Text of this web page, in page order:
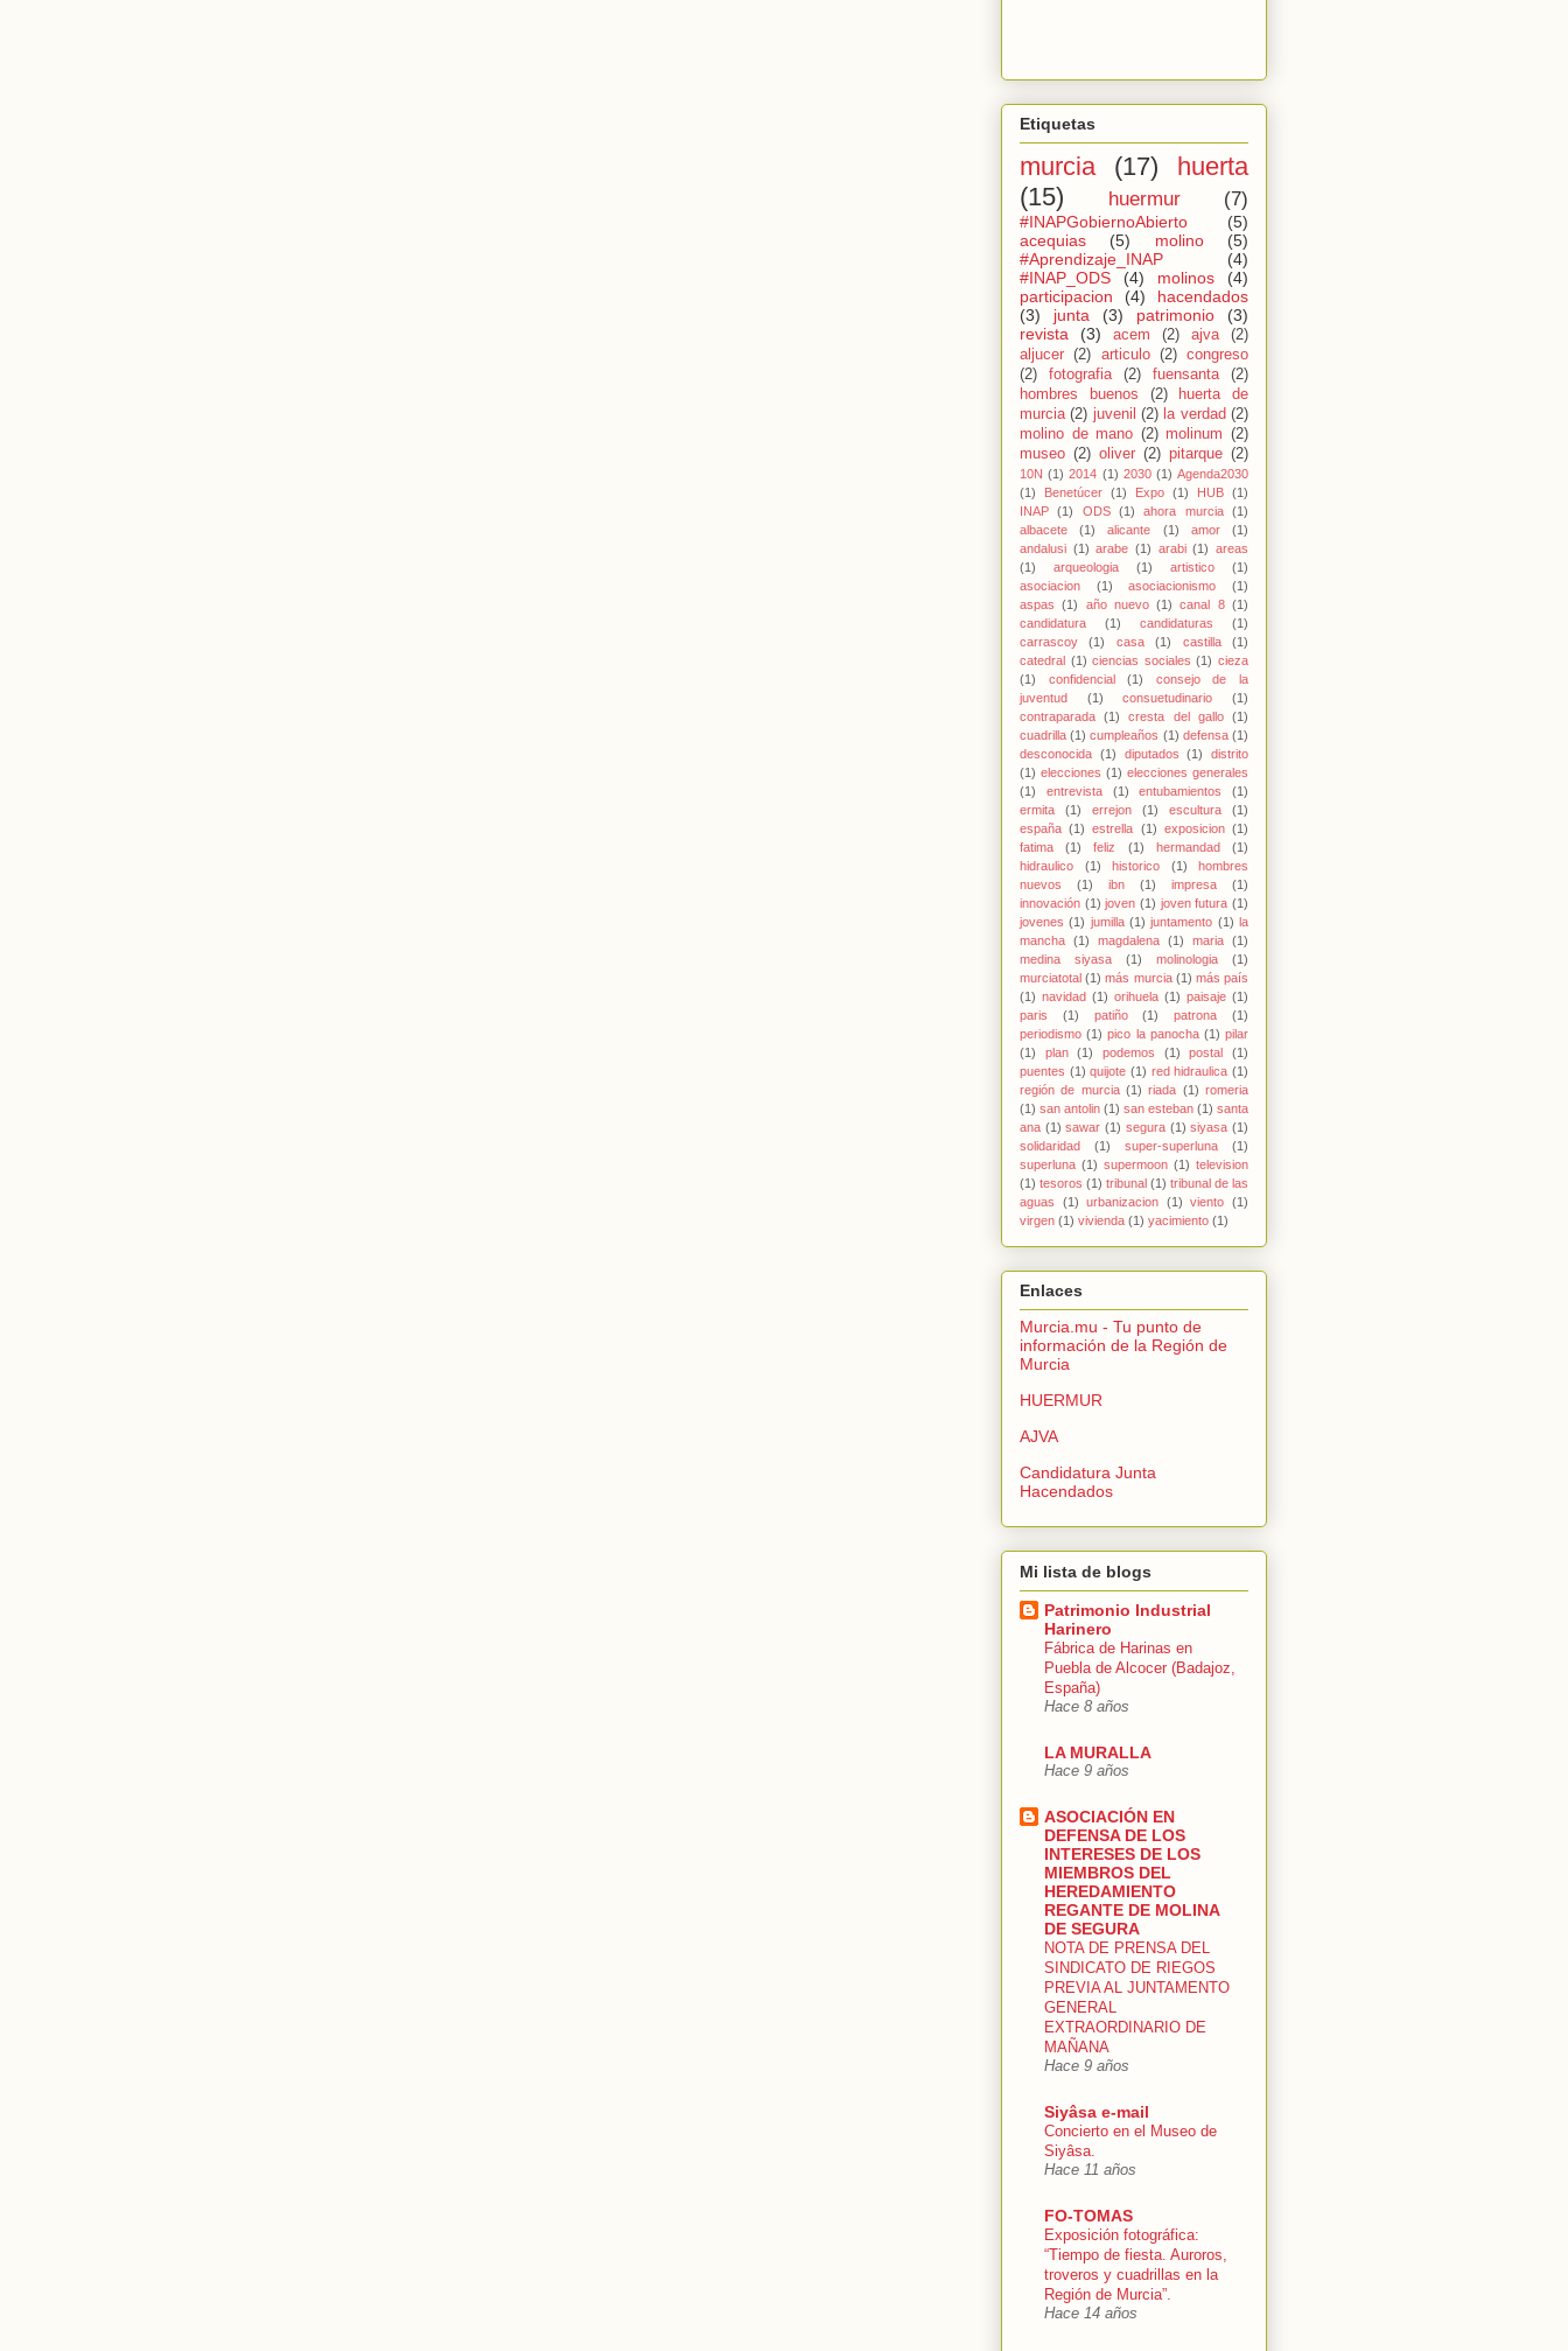
Etiquetas
murcia (17)
huerta
(15)
huermur (7)
#INAPGobiernoAbierto
(5)
acequias
(5) molino
(5)
#Aprendizaje_INAP
(4)
#INAP_ODS
(4) molinos
(4)
participacion
(4)
hacendados
(3)
junta (3) patrimonio
(3)
revista
(3) acem (2) ajva
(2)
aljucer (2) articulo (2) congreso
(2)
fotografia (2) fuensanta
(2)
hombres buenos
(2)
huerta de
murcia (2) juvenil (2) la verdad (2)
molino de mano (2) molinum (2)
museo (2) oliver (2) pitarque (2)
10N (1) 2014 (1) 2030 (1) Agenda2030
(1)
Benetúcer (1) Expo (1) HUB (1)
INAP
(1) ODS (1) ahora murcia
(1)
albacete
(1) alicante (1) amor
(1)
andalusi (1) arabe (1) arabi (1) areas
(1)
arqueologia (1) artistico
(1)
asociacion
(1) asociacionismo
(1)
aspas
(1) año nuevo (1) canal 8 (1)
candidatura
(1) candidaturas
(1)
carrascoy
(1) casa (1) castilla
(1)
catedral (1) ciencias sociales (1) cieza
(1)
confidencial (1)
consejo de la
juventud
(1) consuetudinario
(1)
contraparada
(1) cresta del gallo
(1)
cuadrilla (1) cumpleaños (1) defensa (1)
desconocida (1) diputados (1)
distrito
(1) elecciones (1) elecciones generales
(1)
entrevista (1) entubamientos
(1)
ermita
(1) errejon (1) escultura
(1)
españa (1) estrella (1) exposicion (1)
fatima
(1) feliz (1) hermandad
(1)
hidraulico
(1) historico (1)
hombres
nuevos
(1) ibn (1) impresa
(1)
innovación (1) joven (1) joven futura (1)
jovenes (1) jumilla (1) juntamento (1) la
mancha (1) magdalena (1) maria (1)
medina siyasa
(1) molinologia
(1)
murciatotal (1) más murcia (1) más país
(1) navidad (1) orihuela (1) paisaje (1)
paris
(1) patiño (1) patrona
(1)
periodismo (1) pico la panocha (1) pilar
(1)
plan (1) podemos (1) postal
(1)
puentes (1) quijote (1) red hidraulica (1)
región de murcia (1) riada (1) romeria
(1) san antolin (1) san esteban (1) santa
ana (1) sawar (1) segura (1) siyasa (1)
solidaridad
(1) super-superluna
(1)
superluna (1) supermoon (1) television
(1) tesoros (1) tribunal (1) tribunal de las
aguas
(1) urbanizacion (1) viento (1)
virgen (1) vivienda (1) yacimiento (1)
Enlaces
Murcia.mu - Tu punto de
información de la Región de
Murcia
HUERMUR
AJVA
Candidatura Junta
Hacendados
Mi lista de blogs
Patrimonio Industrial
Harinero
Fábrica de Harinas en
Puebla de Alcocer (Badajoz,
España)
Hace 8 años
LA MURALLA
Hace 9 años
ASOCIACIÓN EN
DEFENSA DE LOS
INTERESES DE LOS
MIEMBROS DEL
HEREDAMIENTO
REGANTE DE MOLINA
DE SEGURA
NOTA DE PRENSA DEL
SINDICATO DE RIEGOS
PREVIA AL JUNTAMENTO
GENERAL
EXTRAORDINARIO DE
MAÑANA
Hace 9 años
Siyâsa e-mail
Concierto en el Museo de
Siyâsa.
Hace 11 años
FO-TOMAS
Exposición fotográfica:
“Tiempo de fiesta. Auroros,
troveros y cuadrillas en la
Región de Murcia”.
Hace 14 años